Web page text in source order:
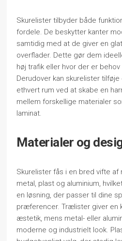
Skurelister tilbyder både
fordele. De beskytter kanter
samtidig med at de giver en
overflader. Dette gør dem
høj trafik eller hvor der er
Derudover kan skurelister
ethvert rum ved at skabe en
mellem forskellige materialer
laminat.
Materialer og
Skurelister fås i en bred vifte af
metal, plast og aluminium,
en løsning, der passer til dine
præferencer. Trælister giver en
æstetik, mens metal- eller
moderne og industrielt look.